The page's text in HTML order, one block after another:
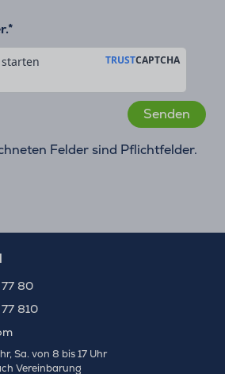
Felder sind Pflichtfelder.
80
810
Sa. von 8 bis 17 Uhr
Vereinbarung